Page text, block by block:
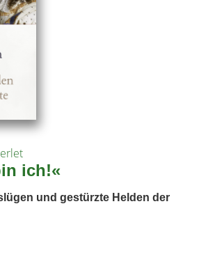
ich!«
und gestürzte Helden der